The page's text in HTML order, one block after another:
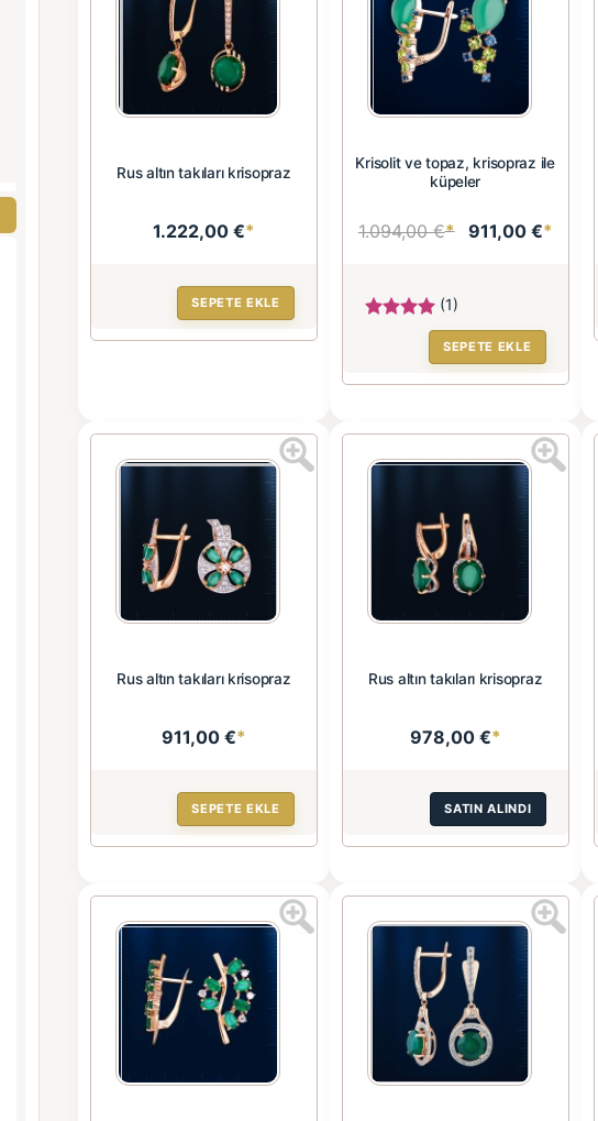
Rus altın takıları krisopraz
1.222,00 €*
SEPETE EKLE
Krisolit ve topaz, krisopraz ile
küpeler
1.094,00 €* 911,00 €*
(1)
SEPETE EKLE
Rus altın takıları krisopraz
911,00 €*
SEPETE EKLE
Rus altın takıları krisopraz
978,00 €*
SATIN ALINDI